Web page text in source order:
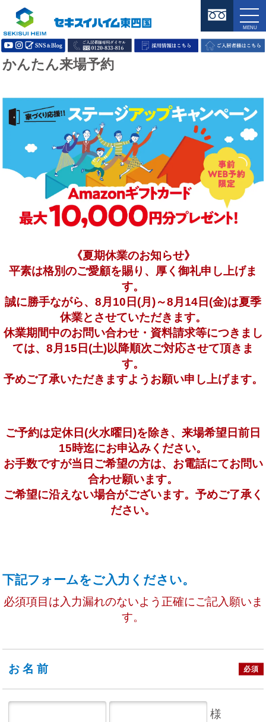
かんたん来場予約
《夏期休業のお知らせ》
平素は格別のご愛顧を賜り、厚く御礼申し上げま
す。
誠に勝手ながら、8月10日(月)～8月14日(金)は夏季
休業とさせていただきます。
休業期間中のお問い合わせ・資料請求等につきまし
ては、8月15日(土)以降順次ご対応させて頂きま
す。
予めご了承いただきますようお願い申し上げます。
ご予約は定休日(火水曜日)を除き、来場希望日前日
15時迄にお申込みください。
お手数ですが当日ご希望の方は、お電話にてお問い
合わせ願います。
ご希望に沿えない場合がございます。予めご了承く
ださい。
下記フォームをご入力ください。
必須項目は入力漏れのないよう正確にご記入願いま
す。
お名前 必須
様